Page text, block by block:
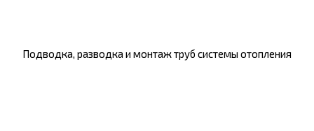
Подводка, разводка и монтаж труб системы отопления